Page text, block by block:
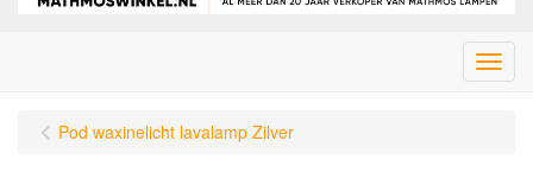
Menu
Pod waxinelicht lavalamp Zilver